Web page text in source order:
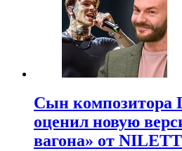
Сын композитора
оценил новую
вагона» от